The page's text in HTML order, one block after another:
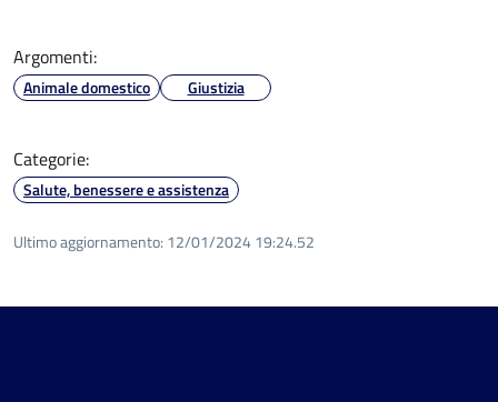
Argomenti:
Animale domestico Giustizia
Categorie:
Salute, benessere e assistenza
Ultimo aggiornamento: 12/01/2024 19:24.52